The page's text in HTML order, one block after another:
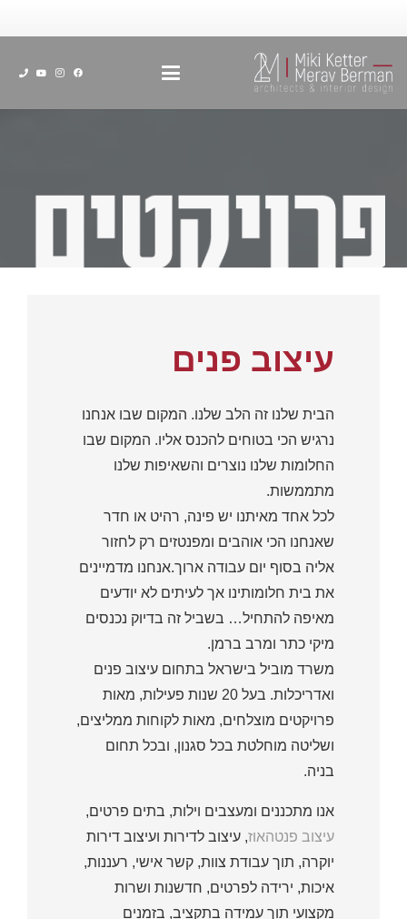
עיצוב פנים
הבית שלנו זה הלב שלנו. המקום שבו אנחנו
נרגיש הכי בטוחים להכנס אליו. המקום שבו
החלומות שלנו נוצרים והשאיפות שלנו
מתממשות.
לכל אחד מאיתנו יש פינה, רהיט או חדר
שאנחנו הכי אוהבים ומפנטזים רק לחזור
אליה בסוף יום עבודה ארוך.אנחנו מדמיינים
את בית חלומותינו אך לעיתים לא יודעים
מאיפה להתחיל… בשביל זה בדיוק נכנסים
מיקי כתר ומרב ברמן.
משרד מוביל בישראל בתחום עיצוב פנים
ואדריכלות. בעל 20 שנות פעילות, מאות
פרויקטים מוצלחים, מאות לקוחות ממליצים,
ושליטה מוחלטת בכל סגנון, ובכל תחום
בניה.
אנו מתכננים ומעצבים וילות, בתים פרטים,
עיצוב פנטהאוז, עיצוב לדירות ועיצוב דירות
יוקרה, תוך עבודת צוות, קשר אישי, רעננות,
איכות, ירידה לפרטים, חדשנות ושרות
מקצועי תוך עמידה בתקציב, בזמנים